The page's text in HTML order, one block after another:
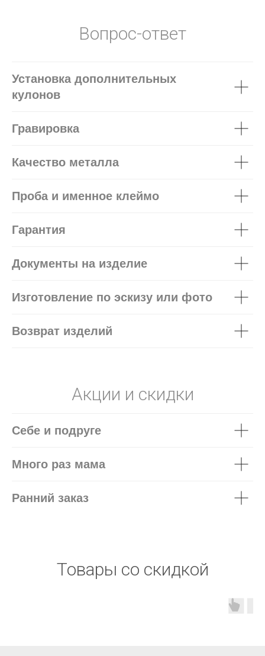
Вопрос-ответ
Установка дополнительных
кулонов
Гравировка
Качество металла
Проба и именное клеймо
Гарантия
Документы на изделие
Изготовление по эскизу или фото
Возврат изделий
Акции и скидки
Себе и подруге
Много раз мама
Ранний заказ
Товары со скидкой